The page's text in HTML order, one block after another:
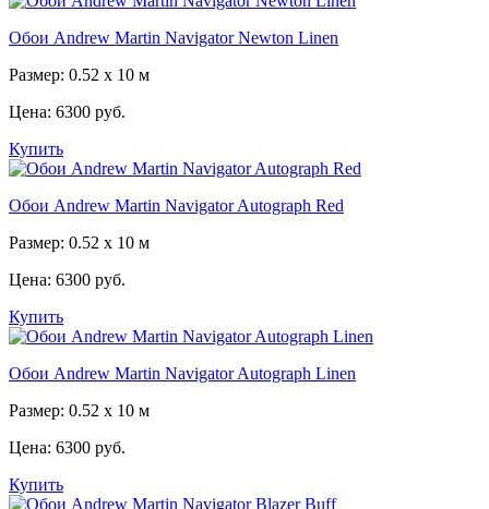
Обои Andrew Martin Navigator Newton Linen
Размер: 0.52 x 10 м
Цена: 6300 руб.
Купить
Обои Andrew Martin Navigator Autograph Red
Размер: 0.52 x 10 м
Цена: 6300 руб.
Купить
Обои Andrew Martin Navigator Autograph Linen
Размер: 0.52 x 10 м
Цена: 6300 руб.
Купить